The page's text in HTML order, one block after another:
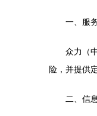
一、服
众力（
险，并提供
二、信